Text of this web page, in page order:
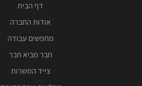
דף הבית
אודות החברה
מחפשים עבודה
חבר מביא חבר
צייד המשרות